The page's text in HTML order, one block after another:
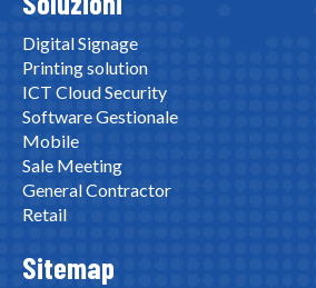
Digital Signage
Printing solution
ICT Cloud Security
Software Gestionale
Mobile
Sale Meeting
General Contractor
Retail
Sitemap